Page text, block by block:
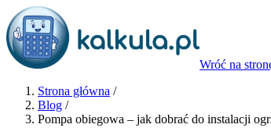
Wróć na
Strona główna /
Blog /
Pompa obiegowa – jak dobrać do instalacji